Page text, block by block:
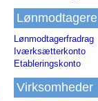
Lønmodtagere
Lønmodtagerfradrag
Iværksætterkonto
Etableringskonto
Virksomheder